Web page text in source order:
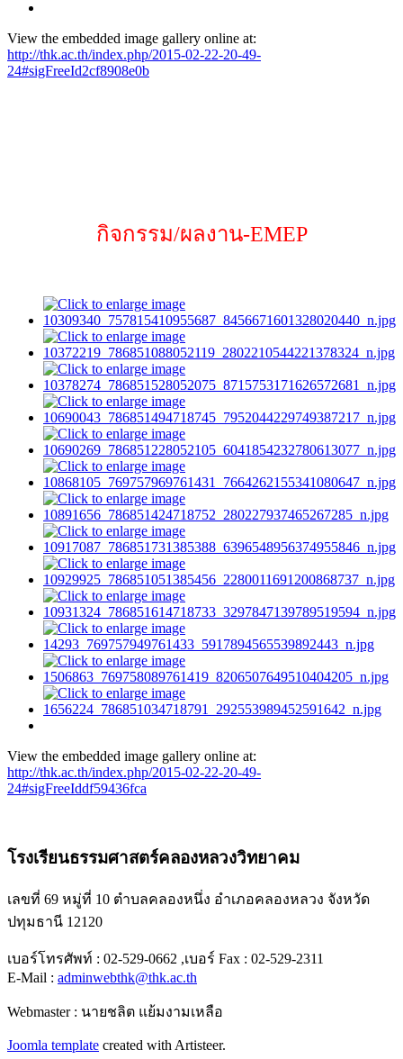
View the embedded image gallery online at:
http://thk.ac.th/index.php/2015-02-22-20-49-
24#sigFreeId2cf8908e0b
กิจกรรม/ผลงาน-EMEP
View the embedded image gallery online at:
http://thk.ac.th/index.php/2015-02-22-20-49-
24#sigFreeIddf59436fca
โรงเรียนธรรมศาสตร์คลองหลวงวิทยาคม
เลขที่ 69 หมู่ที่ 10 ตำบลคลองหนึ่ง อำเภอคลองหลวง จังหวัด
ปทุมธานี 12120
เบอร์โทรศัพท์ : 02-529-0662 ,เบอร์ Fax : 02-529-2311
E-Mail : adminwebthk@thk.ac.th
Webmaster : นายชลิต แย้มงามเหลือ
Joomla template created with Artisteer.